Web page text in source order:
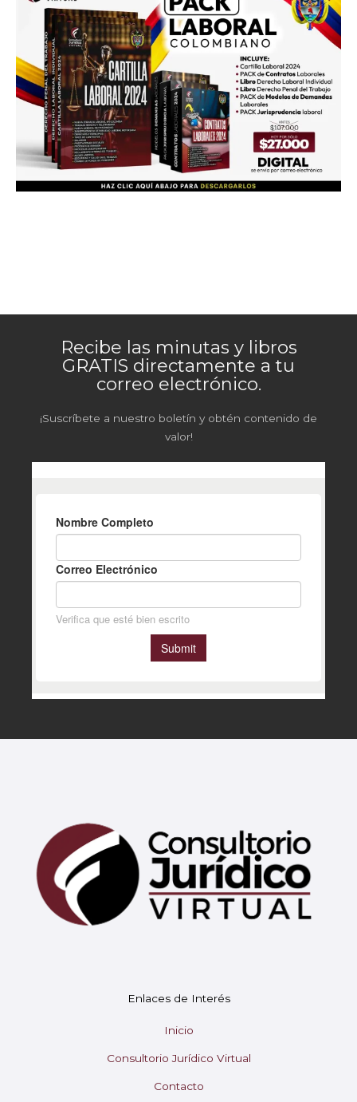
Recibe las minutas y libros
GRATIS directamente a tu
correo electrónico.
¡Suscríbete a nuestro boletín y obtén contenido de
valor!
Enlaces de Interés
Inicio
Consultorio Jurídico Virtual
Contacto
Soy Mary tu asistente virtual.